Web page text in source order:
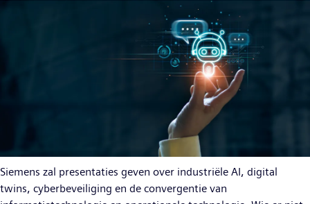
Siemens zal presentaties geven over industriële AI, digital
twins, cyberbeveiliging en de convergentie van